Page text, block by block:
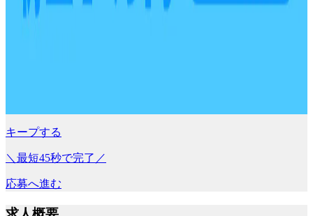
キープする
＼最短45秒で完了／
応募へ進む